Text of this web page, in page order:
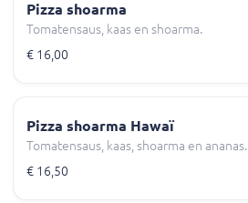
Pizza shoarma
Tomatensaus, kaas en shoarma.
€ 16,00
Pizza shoarma Hawaï
Tomatensaus, kaas, shoarma en ananas.
€ 16,50